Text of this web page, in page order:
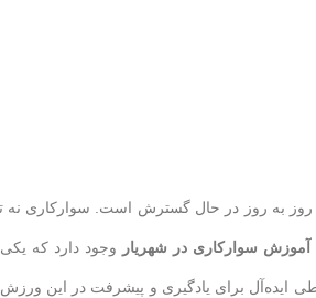
روز به روز در حال گسترش است. سوارکاری نه
آموزش سوارکاری در شهریار وجود دارد که
ایده‌آل برای یادگیری و پیشرفت در این ورزش